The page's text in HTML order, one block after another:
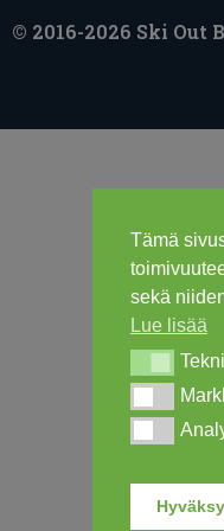
Tämä
sekä
Lue lisää
Tekninen
Analytiikka
Hyväksy
© 2016-2026 Ski Out